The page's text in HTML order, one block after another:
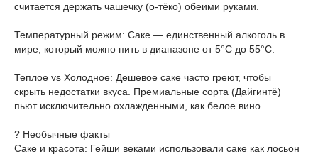
считается держать чашечку (о-тёко) обеими руками.
Температурный режим: Саке — единственный алкоголь в
мире, который можно пить в диапазоне от 5°C до 55°C.
Теплое vs Холодное: Дешевое саке часто греют, чтобы
скрыть недостатки вкуса. Премиальные сорта (Дайгинтё)
пьют исключительно охлажденными, как белое вино.
? Необычные факты
Саке и красота: Гейши веками использовали саке как лосьон